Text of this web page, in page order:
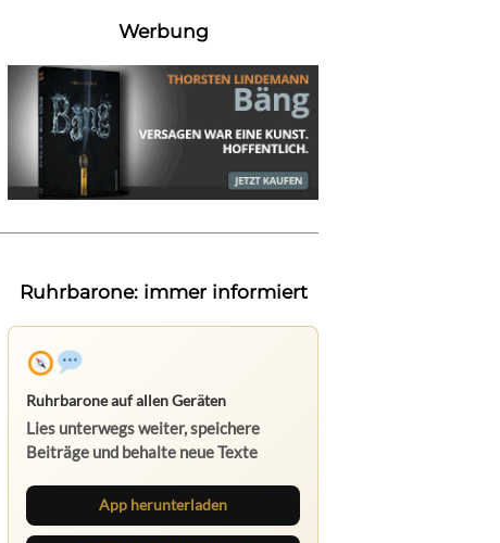
Werbung
Ruhrbarone: immer informiert
Ruhrbarone auf allen Geräten
Lies unterwegs weiter, speichere
Beiträge und behalte neue Texte
App herunterladen